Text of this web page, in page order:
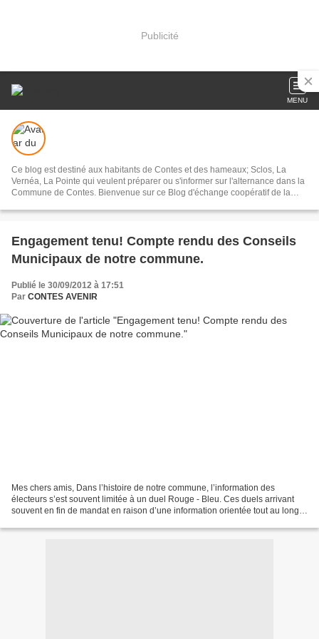
Publicité
MENU
Ce blog est destiné aux habitants de Contes et des hameaux; Sclos, La
Vernéa, La Pointe qui veulent préparer ou s'informer sur l'alternance dans la
Commune de Contes. Bienvenue sur ce Blog d'échange coopératif de la
serein basé sur le dialogue et la concertation. Nous vous invitons donc à
libres, ouverts et responsables.
Engagement tenu! Compte rendu des Conseils
Municipaux de notre commune.
Publié le 30/09/2012 à 17:51
Par CONTES AVENIR
Mes chers amis, Dans l’histoire de notre commune, l’information des
électeurs s’est souvent limitée à un duel Rouge - Bleu. Ces duels arrivant
souvent en fin de mandat en raison d’une information orientée tout au long